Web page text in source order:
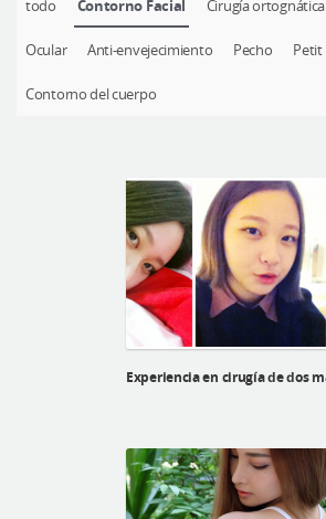
Cirugía plástica segura
Consulta en línea
Antes y después
todo Contorno Facial Cirugía ortognática
Ocular Anti-envejecimiento Pecho Petit
Contorno del cuerpo